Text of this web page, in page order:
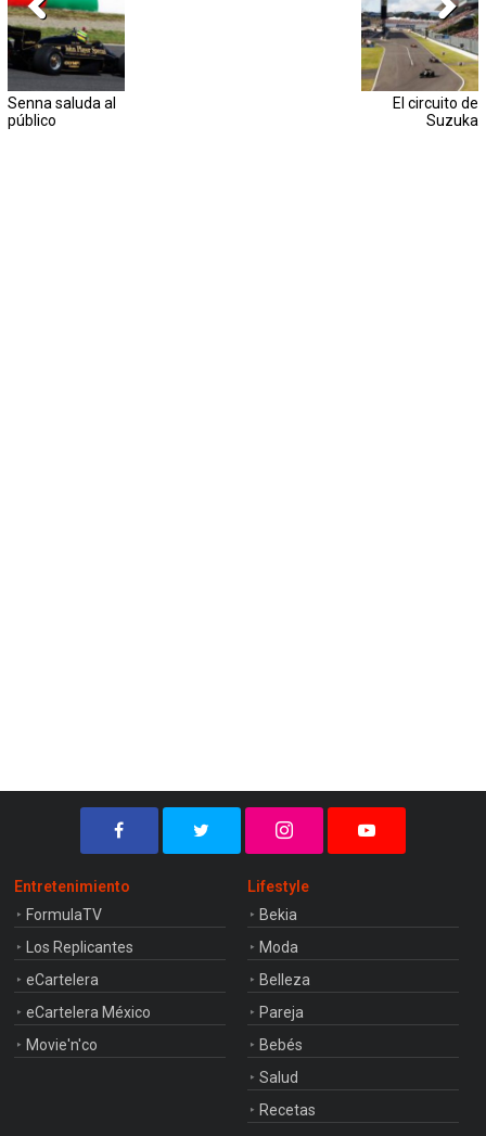
Senna saluda al
público
El circuito de
Suzuka
Entretenimiento
FormulaTV
Los Replicantes
eCartelera
eCartelera México
Movie'n'co
Lifestyle
Bekia
Moda
Belleza
Pareja
Bebés
Salud
Recetas